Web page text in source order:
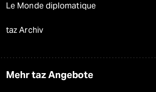
Le Monde diplomatique
taz Archiv
Mehr taz Angebote